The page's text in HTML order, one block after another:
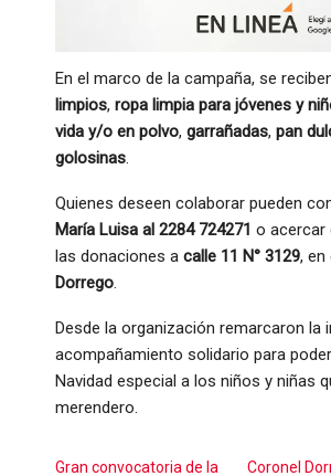
En el marco de la campaña, se
limpios, ropa limpia para jóvenes y
vida y/o en polvo, garrañadas, pan
golosinas.
Quienes deseen colaborar pueden
María Luisa al 2284 724271 o acercar
las donaciones a calle 11 N° 3129, en
Dorrego.
Desde la organización remarcaron la
acompañamiento solidario para
Navidad especial a los niños y niñas
merendero.
Gran convocatoria de la
Coronel